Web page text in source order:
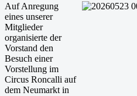
Auf Anregung
eines unserer
Mitglieder
organisierte der
Vorstand den
Besuch einer
Vorstellung im
Circus Roncalli auf
dem Neumarkt in